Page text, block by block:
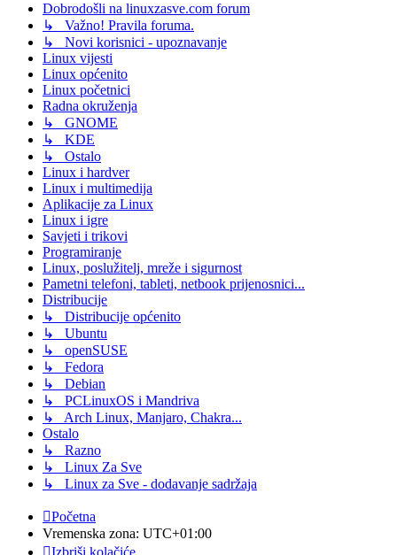
Dobrodošli na linuxzasve.com forum
↳ Važno! Pravila foruma.
↳ Novi korisnici - upoznavanje
Linux vijesti
Linux općenito
Linux početnici
Radna okruženja
↳ GNOME
↳ KDE
↳ Ostalo
Linux i hardver
Linux i multimedija
Aplikacije za Linux
Linux i igre
Savjeti i trikovi
Programiranje
Linux, poslužitelj, mreže i sigurnost
Pametni telefoni, tableti, netbook prijenosnici...
Distribucije
↳ Distribucije općenito
↳ Ubuntu
↳ openSUSE
↳ Fedora
↳ Debian
↳ PCLinuxOS i Mandriva
↳ Arch Linux, Manjaro, Chakra...
Ostalo
↳ Razno
↳ Linux Za Sve
↳ Linux za Sve - dodavanje sadržaja
Početna
Vremenska zona: UTC+01:00